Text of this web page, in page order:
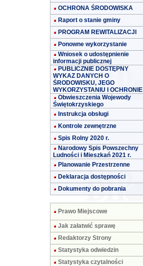
OCHRONA ŚRODOWISKA
Raport o stanie gminy
PROGRAM REWITALIZACJI
Ponowne wykorzystanie
Wniosek o udostępnienie
informacji publicznej
PUBLICZNIE DOSTĘPNY
WYKAZ DANYCH O
ŚRODOWISKU, JEGO
WYKORZYSTANIU I OCHRONIE
Obwieszczenia Wojewody
Świętokrzyskiego
Instrukcja obsługi
Kontrole zewnętrzne
Spis Rolny 2020 r.
Narodowy Spis Powszechny
Ludności i Mieszkań 2021 r.
Planowanie Przestrzenne
Deklaracja dostępności
Dokumenty do pobrania
Prawo Miejscowe
Jak załatwić sprawę
Redaktorzy Strony
Statystyka odwiedzin
Statystyka czytalności